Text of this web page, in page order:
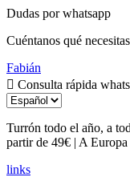
Dudas por whatsapp
Cuéntanos qué
Fabián
Consulta rápida
Turrón todo el año, a
a partir de 49€ | A
links